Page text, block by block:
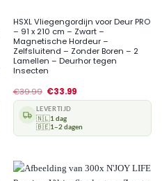
HSXL Vliegengordijn voor Deur PRO
– 91 x 210 cm – Zwart –
Magnetische Hordeur –
Zelfsluitend – Zonder Boren – 2
Lamellen – Deurhor tegen
Insecten
€39.99 €33.99
LEVERTIJD
🇳🇱1 dag
🇧🇪1–2 dagen